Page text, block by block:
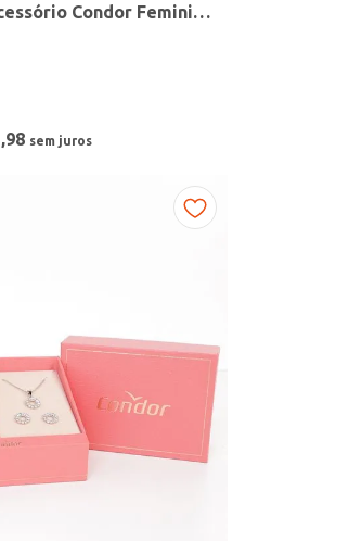
Relógio+Acessório Condor Feminino PRATA
,98